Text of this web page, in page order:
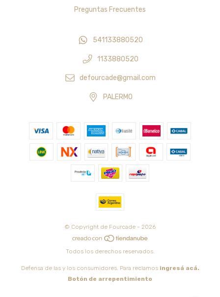
Preguntas Frecuentes
541133880520
1133880520
defourcade@gmail.com
PALERMO
© Copyright de Fourcade - 2026
Todos los derechos reservados.
Defensa de las y los consumidores. Para reclamos ingresá acá.
Botón de arrepentimiento